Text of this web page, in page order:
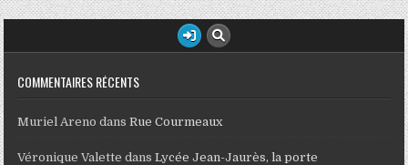
COMMENTAIRES RÉCENTS
Muriel Areno dansRue Courmeaux
Véronique Valette dansLycée Jean-Jaurès, la porte